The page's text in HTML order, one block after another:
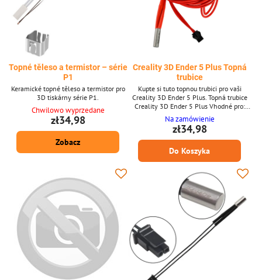
Topné těleso a termistor – série
P1
Keramické topné těleso a termistor pro
3D tiskárny série P1.
Chwilowo wyprzedane
zł34,98
Zobacz
Creality 3D Ender 5 Plus Topná
trubice
Kupte si tuto topnou trubici pro vaši
Creality 3D Ender 5 Plus. Topná trubice
Creality 3D Ender 5 Plus Vhodné pro:
Ender 5 Plus
Na zamówienie
zł34,98
Do Koszyka